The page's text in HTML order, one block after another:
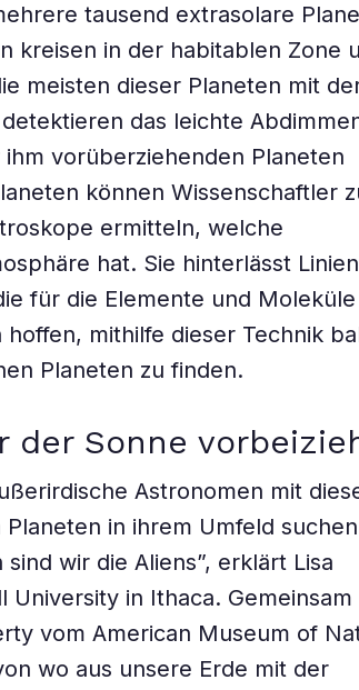
tausend extrasolare
kreisen in der habitablen Zone
meisten dieser Planeten mit
das leichte
vorüberziehenden Planeten
können Wissenschaftler
ermitteln, welche
hat. Sie hinterlässt
für die Elemente und Moleküle
mithilfe dieser Technik
Planeten zu finden.
der Sonne
Astronomen mit
in ihrem Umfeld
wir die Aliens”, erklärt Lisa
University in Ithaca.
vom American Museum of
wo aus unsere Erde mit der